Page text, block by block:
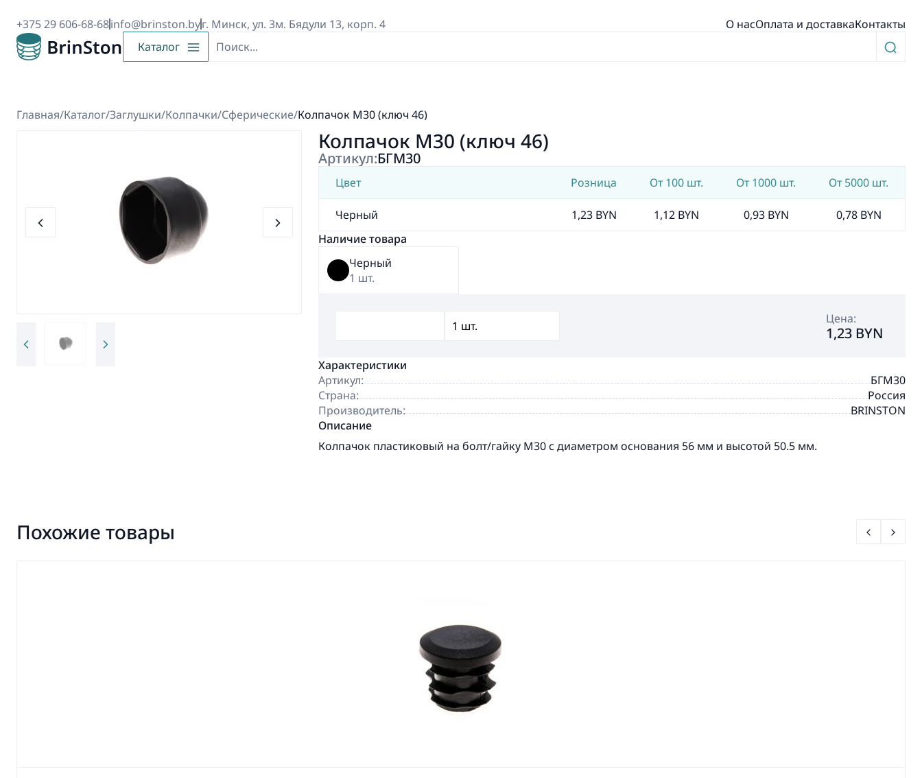
+375 29 606-68-68info@brinston.byг. Минск, ул. 3м. Бядули 13, корп. 4 О насОплата и доставкаКонтакты
Каталог
Главная/Каталог/Заглушки/Колпачки/Сферические/Колпачок М30 (ключ 46)
Колпачок М30 (ключ 46)
Артикул:БГМ30
Цвет Розница От 100 шт. От 1000 шт. От 5000 шт.
Черный 1,23 BYN 1,12 BYN 0,93 BYN
0,78 BYN
Наличие товара
Черный
1 шт.
Цена:
1,23 BYN
Характеристики
Артикул:
БГМ30
Страна:
Россия
Производитель:
BRINSTON
Описание
Колпачок пластиковый на болт/гайку M30 с диаметром основания 56 мм и высотой 50.5 мм.
Похожие товары